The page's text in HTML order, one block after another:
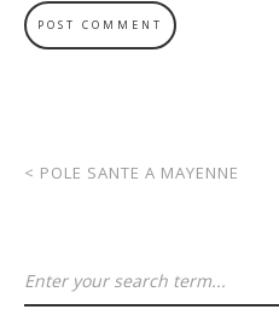
< POLE SANTE A MAYENNE